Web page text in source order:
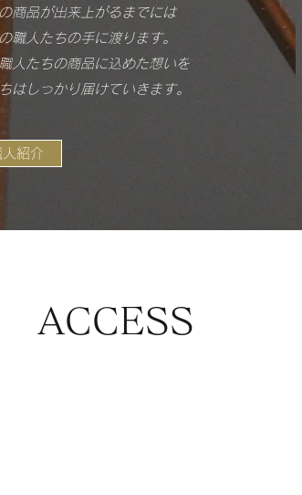
商品が出来上がるまでには
職人たちの手に渡ります。
人たちの商品に込めた想いを​
はしっかり届けていきます。
人紹介
ACCESS